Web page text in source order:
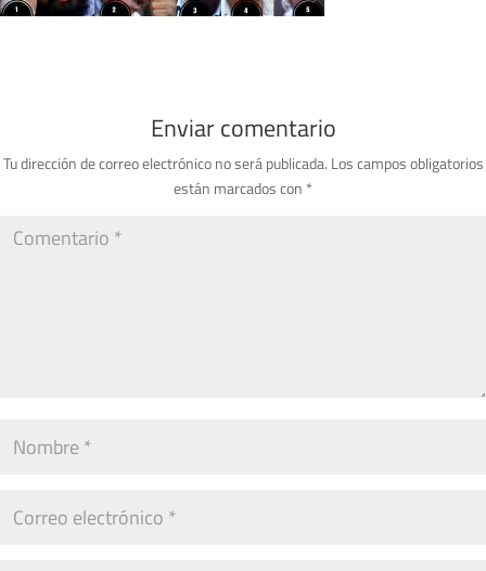
Enviar comentario
Tu dirección de correo electrónico no será publicada. Los campos obligatorios
están marcados con *